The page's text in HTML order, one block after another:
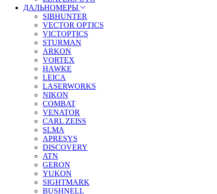
ДАЛЬНОМЕРЫ
SIBHUNTER
VECTOR OPTICS
VICTOPTICS
STURMAN
ARKON
VORTEX
HAWKE
LEICA
LASERWORKS
NIKON
COMBAT
VENATOR
CARL ZEISS
SLMA
APRESYS
DISCOVERY
ATN
GERON
YUKON
SIGHTMARK
BUSHNELL